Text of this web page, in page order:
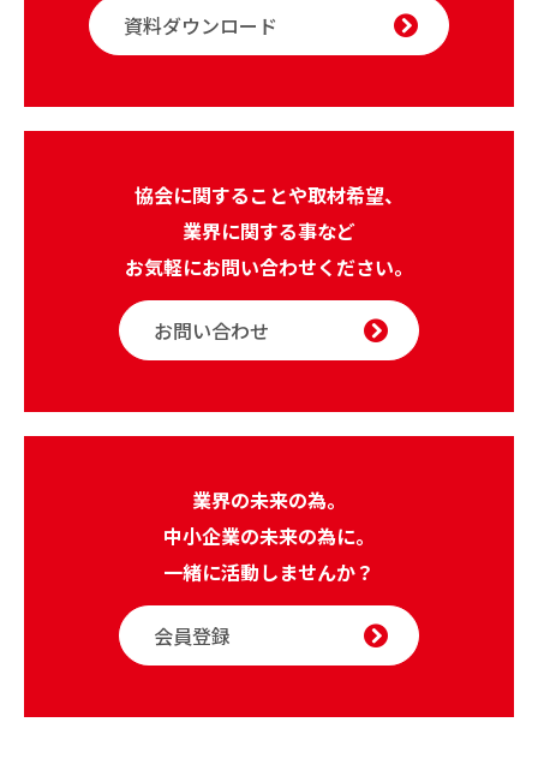
資料ダウンロード
協会に関することや取材希望、
業界に関する事など
お気軽にお問い合わせください。
お問い合わせ
業界の未来の為。
中小企業の未来の為に。
一緒に活動しませんか？
会員登録